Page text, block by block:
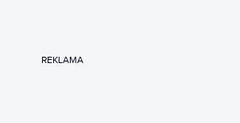
REKLAMA